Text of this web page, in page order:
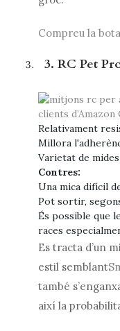
Compreu la
3. RC Pet
clients d’Amazon
Relativament
Millora
Varietat de
Contres:
Una mica difícil
Pot sortir,
És possible que
races
Es tracta d’un
estil semblant
també
així la